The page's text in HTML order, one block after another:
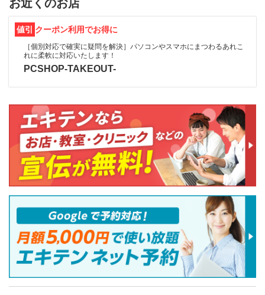
お近くのお店
値引 クーポン利用でお得に
［個別対応で確実に疑問を解決］パソコンやスマホにまつわるあれこ
れに柔軟に対応いたします！
PCSHOP-TAKEOUT-